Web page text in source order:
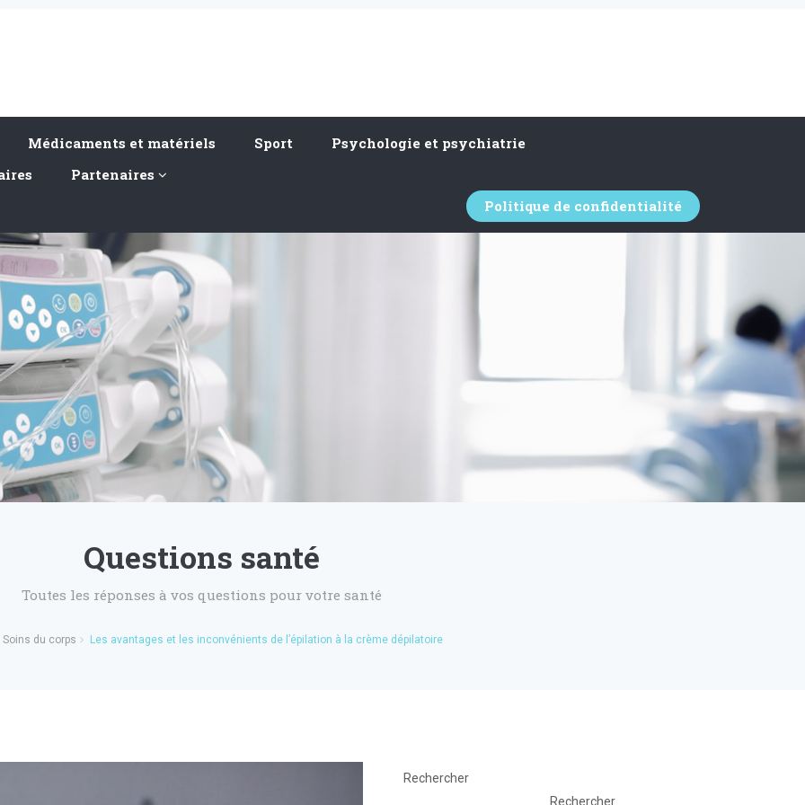
Médicaments et matériels Sport
Psychologie et psychiatrie
Partenaires
Politique de confidentialité
Questions santé
Toutes les réponses à vos questions pour votre santé
Soins du corps Les avantages et les inconvénients de l’épilation à la crème dépilatoire
Rechercher
Rechercher